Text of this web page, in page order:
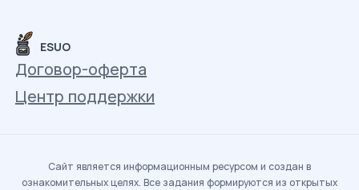
ESUO
Договор-оферта
Центр поддержки
Сайт является информационным ресурсом и создан в
ознакомительных целях. Все задания формируются из открытых